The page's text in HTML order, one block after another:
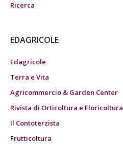
Ricerca
EDAGRICOLE
Edagricole
Terra e Vita
Agricommercio & Garden Center
Rivista di Orticoltura e Floricoltura
Il Contoterzista
Frutticoltura